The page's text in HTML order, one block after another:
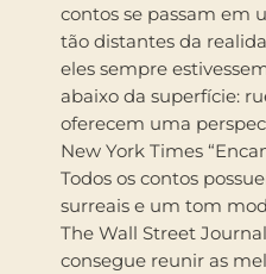
contos se passam em
tão distantes da
eles sempre
abaixo da superfície:
oferecem uma
New York Times “Encantador e intrigante.
Todos os contos
surreais e um tom
The Wall Street Journal “Essa coletânea
consegue reunir as